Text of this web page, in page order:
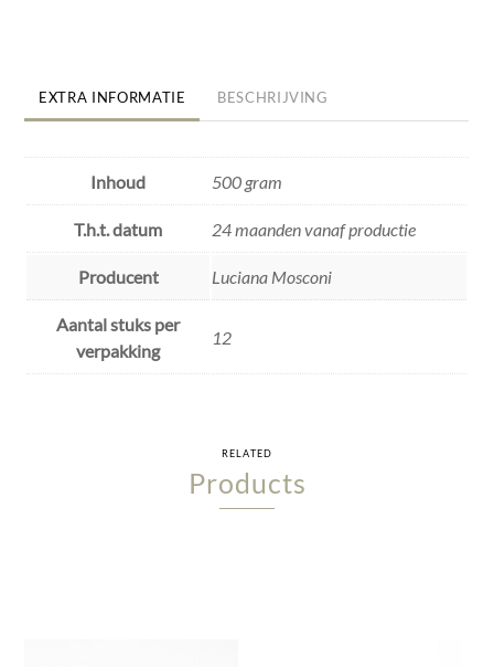
EXTRA INFORMATIE BESCHRIJVING
Inhoud 500 gram
T.h.t. datum 24 maanden vanaf productie
Producent Luciana Mosconi
Aantal stuks per
verpakking
12
RELATED
Products